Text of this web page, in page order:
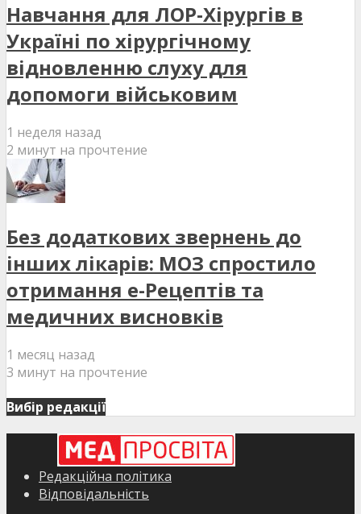
Навчання для ЛОР-Хірургів в
Україні по хірургічному
відновленню слуху для
допомоги військовим
1 неделя назад
2 минут на прочтение
Без додаткових звернень до
інших лікарів: МОЗ спростило
отримання е-Рецептів та
медичних висновків
1 месяц назад
3 минут на прочтение
Вибір редакції
Редакційна політика
Відповідальність